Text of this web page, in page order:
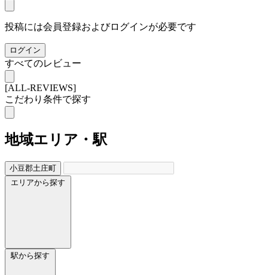
投稿には会員登録およびログインが必要です
ログイン
すべてのレビュー
[ALL-REVIEWS]
こだわり条件で探す
地域エリア・駅
小豆郡土庄町
エリアから探す
駅から探す